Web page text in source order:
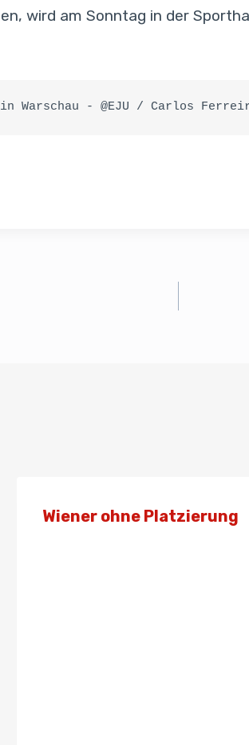
wird am Sonntag in der
in Warschau - @EJU / Carlos
Wiener ohne Platzierung